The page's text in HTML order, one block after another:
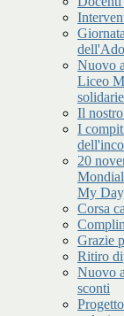
Nuovo
Liceo
Il
I
20
My
Corsa
Grazie
Ritiro
Nuovo
sconti